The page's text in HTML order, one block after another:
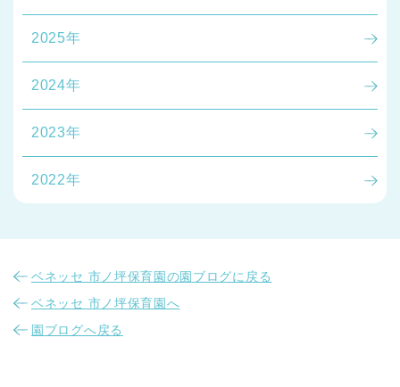
2025年
2024年
2023年
2022年
ベネッセ 市ノ坪保育園の園ブログに戻る
ベネッセ 市ノ坪保育園へ
園ブログへ戻る